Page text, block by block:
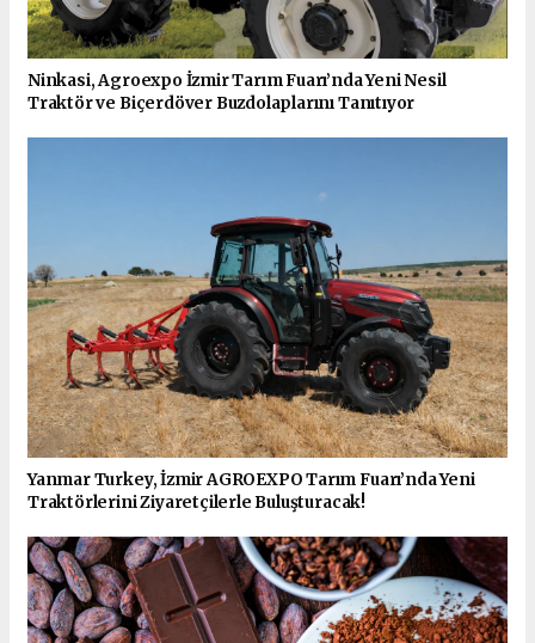
Ninkasi, Agroexpo İzmir Tarım Fuarı’nda Yeni Nesil
Traktör ve Biçerdöver Buzdolaplarını Tanıtıyor
Yanmar Turkey, İzmir AGROEXPO Tarım Fuarı’nda Yeni
Traktörlerini Ziyaretçilerle Buluşturacak!